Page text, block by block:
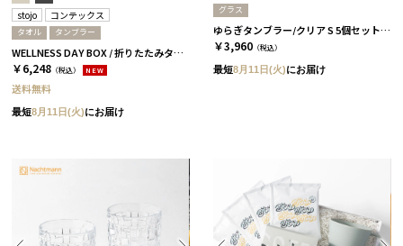
stojo コンテックス
タオル タンブラー
WELLNESS DAY BOX / 折りたたみタンブラー+タオル / ペール
￥6,248 （税込） NEW
送料無料
最短8月11日(火)にお届け
グラス
ゆらぎタンブラー/クリア S 5個セット［プラキラ］
￥3,960 （税込）
最短8月11日(火)にお届け